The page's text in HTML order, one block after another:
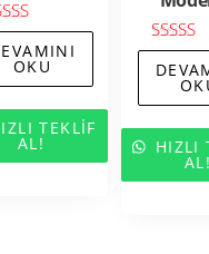
5.00
oy aldı
OKU
TEKLIF
AL!
5
oy
HIZLI
AL!